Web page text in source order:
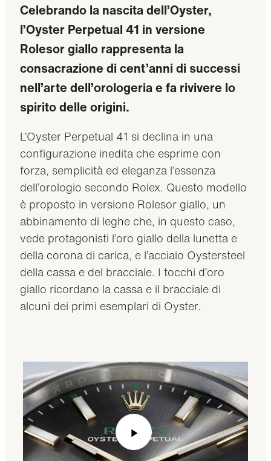
Celebrando la nascita dell’Oyster,
l’Oyster Perpetual 41 in versione
Rolesor giallo rappresenta la
consacrazione di cent’anni di successi
nell’arte dell’orologeria e fa rivivere lo
spirito delle origini.
L’Oyster Perpetual 41 si declina in una
configurazione inedita che esprime con
forza, semplicità ed eleganza l’essenza
dell’orologio secondo Rolex. Questo modello
è proposto in versione Rolesor giallo, un
abbinamento di leghe che, in questo caso,
vede protagonisti l’oro giallo della lunetta e
della corona di carica, e l’acciaio Oystersteel
della cassa e del bracciale. I tocchi d’oro
giallo ricordano la cassa e il bracciale di
alcuni dei primi esemplari di Oyster.
Play